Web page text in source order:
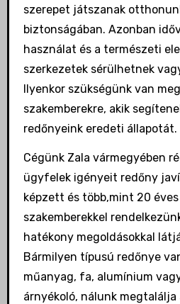
szerepet játszanak
biztonságában. Azonban
használat és a természeti
szerkezetek sérülhetnek
Ilyenkor szükségünk van
szakemberekre, akik
redőnyeink eredeti állapotát.
Cégünk Zala vármegyében
ügyfelek igényeit redőny
képzett és több,mint 20
szakemberekkel
hatékony megoldásokkal
Bármilyen típusú redőnye
műanyag, fa, alumínium
árnyékoló, nálunk